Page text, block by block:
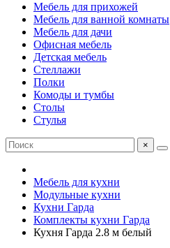
Мебель для прихожей
Мебель для ванной комнаты
Мебель для дачи
Офисная мебель
Детская мебель
Стеллажи
Полки
Комоды и тумбы
Столы
Стулья
×
Мебель для кухни
Модульные кухни
Кухни Гарда
Комплекты кухни Гарда
Кухня Гарда 2.8 м белый